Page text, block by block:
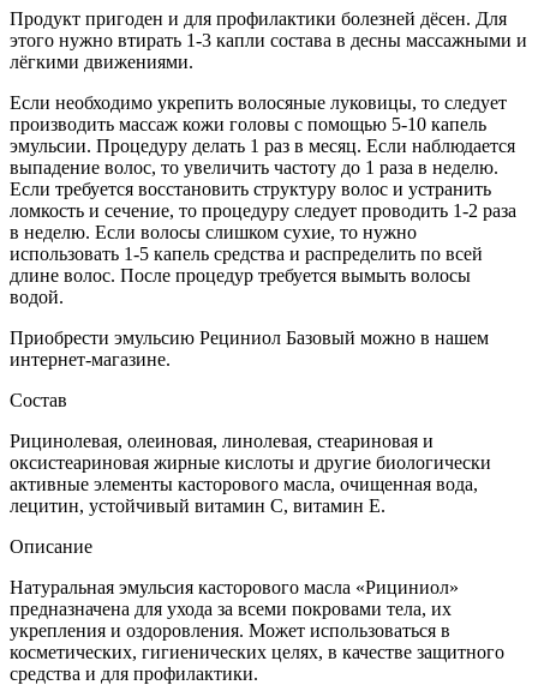
Продукт пригоден и для профилактики болезней дёсен. Для
этого нужно втирать 1-3 капли состава в десны массажными и
лёгкими движениями.
Если необходимо укрепить волосяные луковицы, то следует
производить массаж кожи головы с помощью 5-10 капель
эмульсии. Процедуру делать 1 раз в месяц. Если наблюдается
выпадение волос, то увеличить частоту до 1 раза в неделю.
Если требуется восстановить структуру волос и устранить
ломкость и сечение, то процедуру следует проводить 1-2 раза
в неделю. Если волосы слишком сухие, то нужно
использовать 1-5 капель средства и распределить по всей
длине волос. После процедур требуется вымыть волосы
водой.
Приобрести эмульсию Рециниол Базовый можно в нашем
интернет-магазине.
Состав
Рицинолевая, олеиновая, линолевая, стеариновая и
оксистеариновая жирные кислоты и другие биологически
активные элементы касторового масла, очищенная вода,
лецитин, устойчивый витамин С, витамин Е.
Описание
Натуральная эмульсия касторового масла «Рициниол»
предназначена для ухода за всеми покровами тела, их
укрепления и оздоровления. Может использоваться в
косметических, гигиенических целях, в качестве защитного
средства и для профилактики.